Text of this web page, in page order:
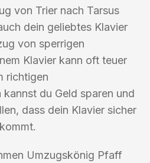
von Trier nach Tarsus
dein geliebtes Klavier
von sperrigen
Klavier kann oft teuer
richtigen
du Geld sparen und
dass dein Klavier sicher
Umzugskönig Pfaff